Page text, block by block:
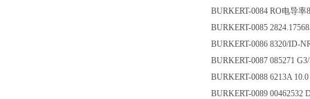
BURKERT-0084 RO电
BURKERT-0085
BURKERT-0086 8320/
BURKERT-0087 085271
BURKERT-0088 6213A
BURKERT-0089